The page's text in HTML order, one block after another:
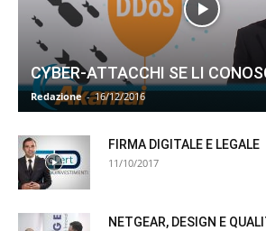
CYBER-ATTACCHI SE LI
Redazione - 16/12/2016
FIRMA DIGITALE E LEGALE
11/10/2017
NETGEAR, DESIGN E